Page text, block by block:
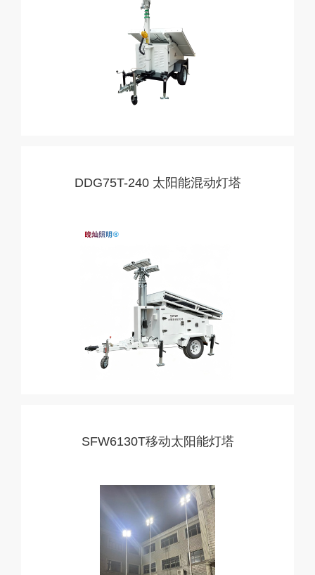
DDG75T-240 太阳能混动灯塔
SFW6130T移动太阳能灯塔